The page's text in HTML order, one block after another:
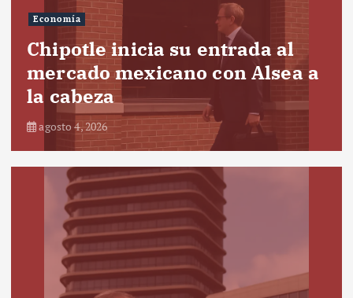
Economía
Chipotle inicia su entrada al
mercado mexicano con Alsea a
la cabeza
agosto 4, 2026